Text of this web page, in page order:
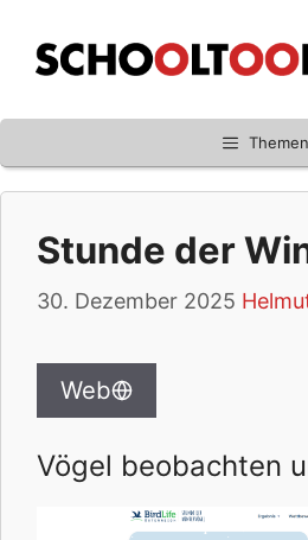
Inhalt
springen
Themen
Stunde der
30. Dezember 2025
Web
Vögel beobachten